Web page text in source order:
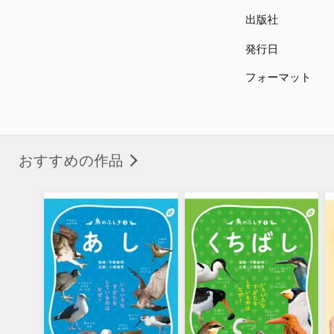
出版社
発行日
フォーマット
おすすめの作品